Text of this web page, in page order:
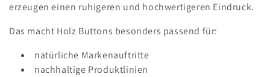
erzeugen einen ruhigeren und hochwertigeren Eindruck.
Das macht Holz Buttons besonders passend für:
natürliche Markenauftritte
nachhaltige Produktlinien